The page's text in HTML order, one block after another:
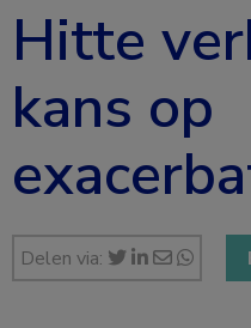
Hitte
kans op
Delen via: